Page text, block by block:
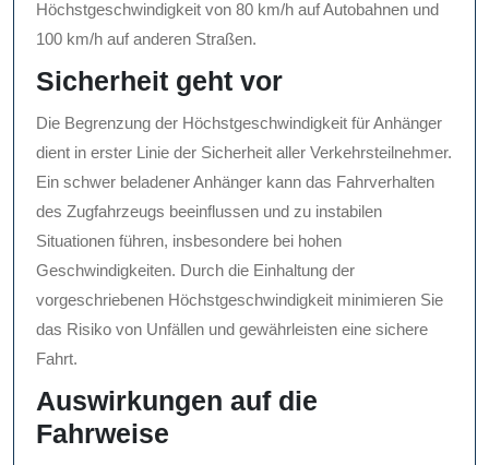
Höchstgeschwindigkeit von 80 km/h auf Autobahnen und
100 km/h auf anderen Straßen.
Sicherheit geht vor
Die Begrenzung der Höchstgeschwindigkeit für Anhänger
dient in erster Linie der Sicherheit aller Verkehrsteilnehmer.
Ein schwer beladener Anhänger kann das Fahrverhalten
des Zugfahrzeugs beeinflussen und zu instabilen
Situationen führen, insbesondere bei hohen
Geschwindigkeiten. Durch die Einhaltung der
vorgeschriebenen Höchstgeschwindigkeit minimieren Sie
das Risiko von Unfällen und gewährleisten eine sichere
Fahrt.
Auswirkungen auf die
Fahrweise